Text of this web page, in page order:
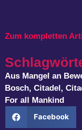
Zum kompletten
Aus Mangel an
Bosch, Citadel,
For all Mankind
Facebook